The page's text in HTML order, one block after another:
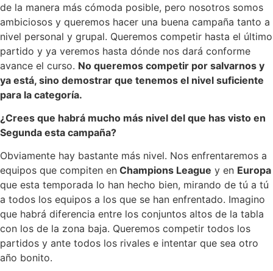
de la manera más cómoda posible, pero nosotros somos
ambiciosos y queremos hacer una buena campaña tanto a
nivel personal y grupal. Queremos competir hasta el último
partido y ya veremos hasta dónde nos dará conforme
avance el curso. No queremos competir por salvarnos y
ya está, sino demostrar que tenemos el nivel suficiente
para la categoría.
¿Crees que habrá mucho más nivel del que has visto en
Segunda esta campaña?
Obviamente hay bastante más nivel. Nos enfrentaremos a
equipos que compiten en Champions League y en Europa
que esta temporada lo han hecho bien, mirando de tú a tú
a todos los equipos a los que se han enfrentado. Imagino
que habrá diferencia entre los conjuntos altos de la tabla
con los de la zona baja. Queremos competir todos los
partidos y ante todos los rivales e intentar que sea otro
año bonito.